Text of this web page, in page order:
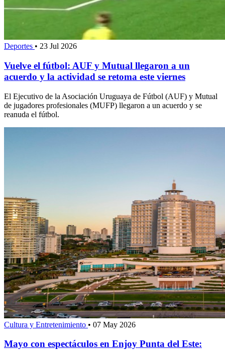
Deportes • 23 Jul 2026
Vuelve el fútbol: AUF y Mutual llegaron a un
acuerdo y la actividad se retoma este viernes
El Ejecutivo de la Asociación Uruguaya de Fútbol (AUF) y Mutual
de jugadores profesionales (MUFP) llegaron a un acuerdo y se
reanuda el fútbol.
Cultura y Entretenimiento • 07 May 2026
Mayo con espectáculos en Enjoy Punta del Este: